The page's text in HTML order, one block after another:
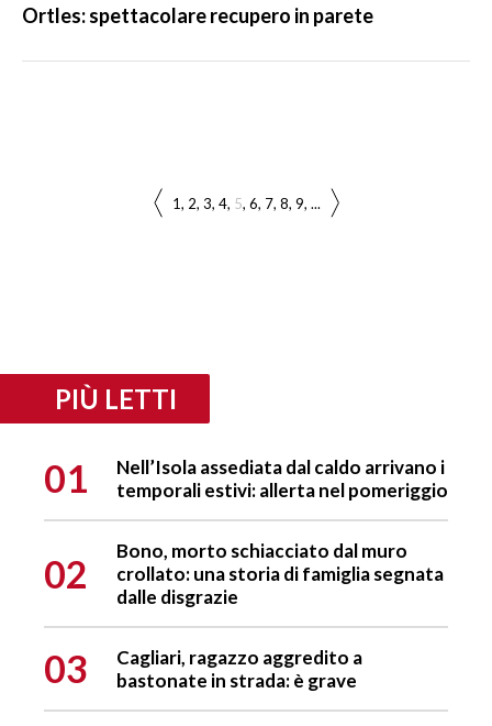
Ortles: spettacolare recupero in parete
1 2 3 4 5 6 7 8 9 ...
PIÙ LETTI
01
Nell’Isola assediata dal caldo arrivano i
temporali estivi: allerta nel pomeriggio
02
Bono, morto schiacciato dal muro
crollato: una storia di famiglia segnata
dalle disgrazie
03
Cagliari, ragazzo aggredito a
bastonate in strada: è grave